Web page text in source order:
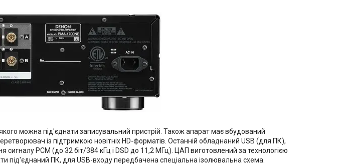
можна під'єднати записувальний пристрій. Також апарат має вбудований
із підтримкою новітніх HD-форматів. Останній обладнаний USB (для ПК),
PCM (до 32 біт/384 кГц і DSD до 11,2 МГц). ЦАП виготовлений за технологією
під'єднаний ПК, для USB-входу передбачена спеціальна ізолювальна схема.